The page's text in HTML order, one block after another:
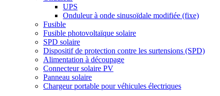
UPS
Onduleur à onde sinusoïdale modifiée (fixe)
Fusible
Fusible photovoltaïque solaire
SPD solaire
Dispositif de protection contre les surtensions (SPD)
Alimentation à découpage
Connecteur solaire PV
Panneau solaire
Chargeur portable pour véhicules électriques